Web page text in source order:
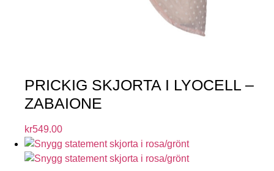
PRICKIG SKJORTA I LYOCELL –
ZABAIONE
kr549.00